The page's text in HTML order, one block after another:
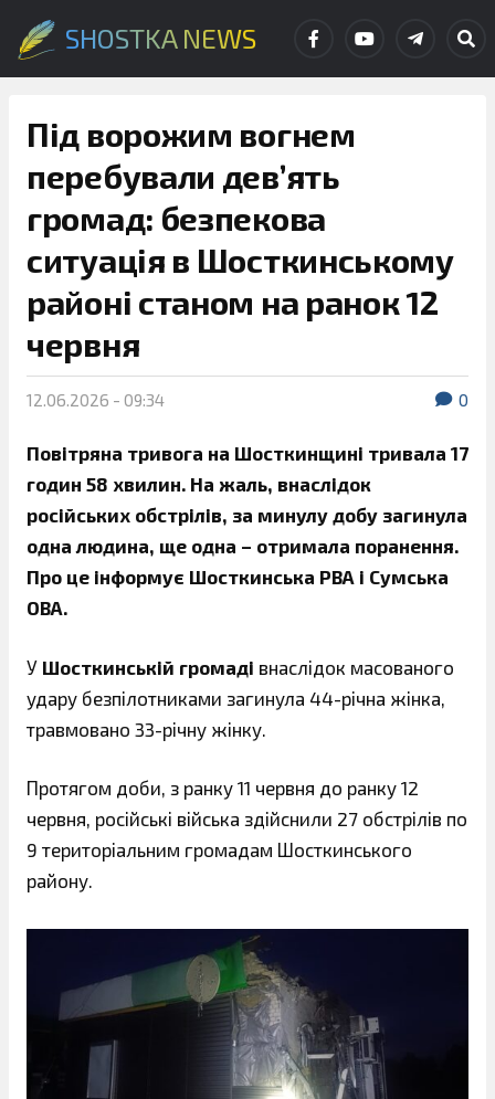
SHOSTKA NEWS
Під ворожим вогнем
перебували дев’ять
громад: безпекова
ситуація в Шосткинському
районі станом на ранок 12
червня
12.06.2026 - 09:34 0
Повітряна тривога на Шосткинщині тривала 17
годин 58 хвилин. На жаль, внаслідок
російських обстрілів, за минулу добу загинула
одна людина, ще одна – отримала поранення.
Про це інформує Шосткинська РВА і Сумська
ОВА.
У Шосткинській громаді внаслідок масованого
удару безпілотниками загинула 44-річна жінка,
травмовано 33-річну жінку.
Протягом доби, з ранку 11 червня до ранку 12
червня, російські війська здійснили 27 обстрілів по
9 територіальним громадам Шосткинського
району.